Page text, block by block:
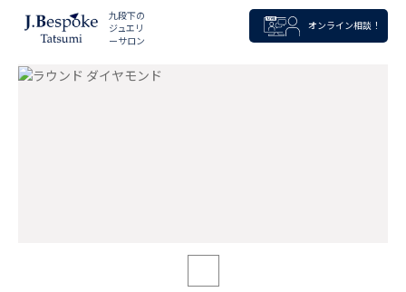
九段下の
ジュエリ
ーサロン
オンライン相談！